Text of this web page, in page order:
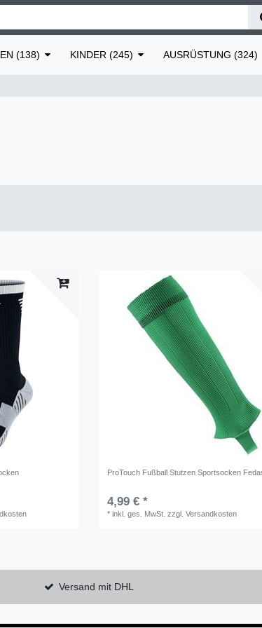
(138) KINDER (245) AUSRÜSTUNG (324)
ProTouch Fußball Stutzen Sportsocken
4,99 € *
*inkl. ges. MwSt. zzgl.Versandkosten
Versand mit DHL